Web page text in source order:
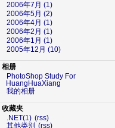
2006年7月 (1)
2006年5月 (2)
2006年4月 (1)
2006年2月 (1)
2006年1月 (1)
2005年12月 (10)
相册
PhotoShop Study For
HuangHuaXiang
我的相册
收藏夹
.NET(1) (rss)
其他类别
(rss)